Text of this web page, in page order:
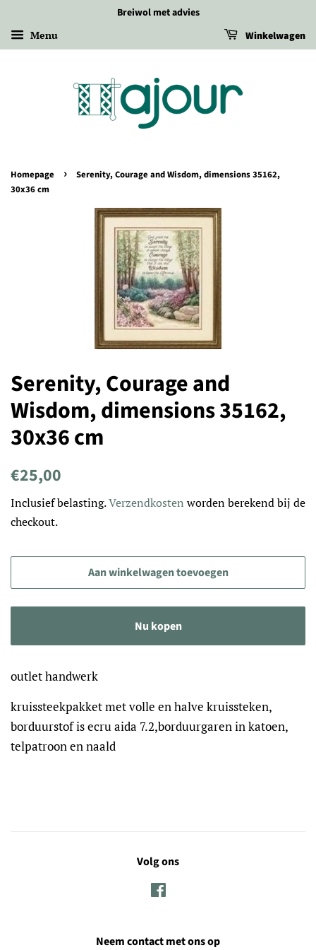
Breiwol met advies
Menu Winkelwagen
Homepage ›
Serenity, Courage and Wisdom, dimensions 35162,
30x36 cm
Serenity, Courage and
Wisdom, dimensions 35162,
30x36 cm
Normale
€25,00
Inclusief belasting.Verzendkosten worden berekend bij de
checkout.
Aan winkelwagen toevoegen
Nu kopen
outlet handwerk
kruissteekpakket met volle en halve kruissteken,
borduurstof is ecru aida 7.2,borduurgaren in katoen,
telpatroon en naald
Volg ons
Neem contact met ons op